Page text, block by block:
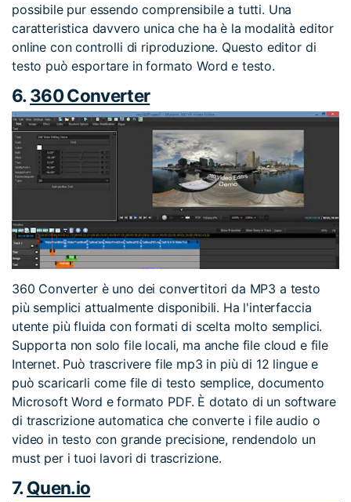
possibile pur essendo comprensibile a tutti. Una
caratteristica davvero unica che ha è la modalità editor
online con controlli di riproduzione. Questo editor di
testo può esportare in formato Word e testo.
6.360 Converter
360 Converter è uno dei convertitori da MP3 a testo
più semplici attualmente disponibili. Ha l'interfaccia
utente più fluida con formati di scelta molto semplici.
Supporta non solo file locali, ma anche file cloud e file
Internet. Può trascrivere file mp3 in più di 12 lingue e
può scaricarli come file di testo semplice, documento
Microsoft Word e formato PDF. È dotato di un software
di trascrizione automatica che converte i file audio o
video in testo con grande precisione, rendendolo un
must per i tuoi lavori di trascrizione.
7.Quen.io